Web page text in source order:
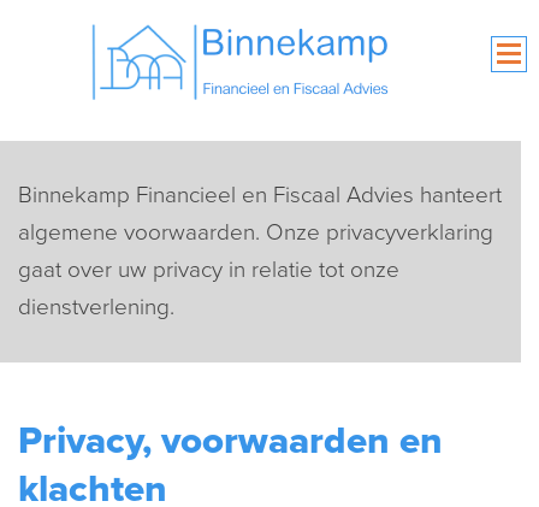
Binnekamp Financieel en Fiscaal Advies hanteert
algemene voorwaarden. Onze privacyverklaring
gaat over uw privacy in relatie tot onze
dienstverlening.
Privacy, voorwaarden en
klachten